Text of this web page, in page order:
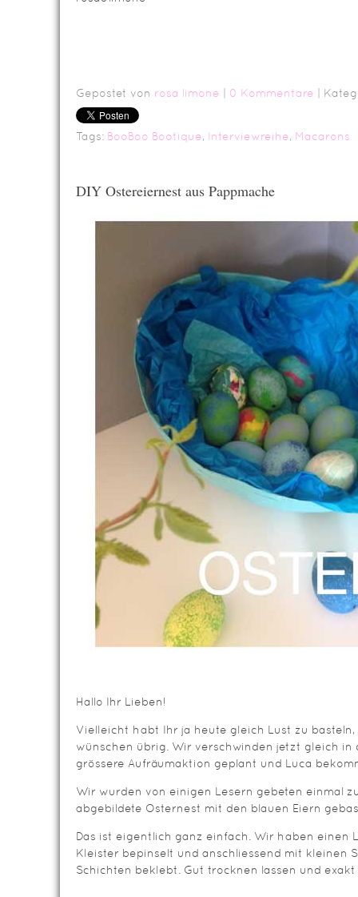
Gepostet von rosa limone 0 Kommentare |
Tags: BooBoo Bootique, Interviewreihe, Macarons
DIY Ostereiernest aus Pappmache
Hallo Ihr Lieben!
Vielleicht habt Ihr ja heute gleich Lust zu
wünschen übrig. Wir verschwinden jetzt gleich in
grössere Aufräumaktion geplant und Luca
Wir wurden von einigen Lesern gebeten einmal
abgebildete Osternest mit den blauen Eiern
Das ist eigentlich ganz einfach. Wir haben einen
Kleister bepinselt und anschliessend mit kleinen
Schichten beklebt. Gut trocknen lassen und